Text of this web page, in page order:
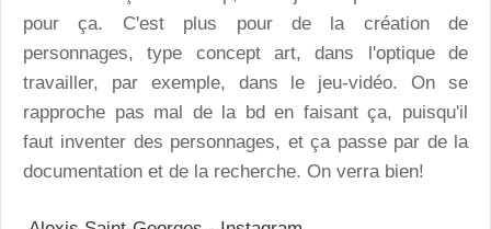
pour ça. C'est plus pour de la création de
personnages, type concept art, dans l'optique de
travailler, par exemple, dans le jeu-vidéo. On se
rapproche pas mal de la bd en faisant ça, puisqu'il
faut inventer des personnages, et ça passe par de la
documentation et de la recherche. On verra bien!